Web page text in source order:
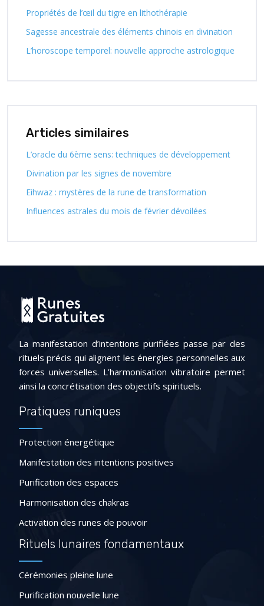
Propriétés de l’œil du tigre en lithothérapie
Sagesse ancestrale des éléments chinois en divination
L’horoscope temporel: nouvelle approche astrologique
Articles similaires
L’oracle du 6ème sens: techniques de développement
Divination par les signes de novembre
Eihwaz : mystères de la rune de transformation
Influences astrales du mois de février dévoilées
La manifestation d’intentions purifiées passe par des
rituels précis qui alignent les énergies personnelles aux
forces universelles. L’harmonisation vibratoire permet
ainsi la concrétisation des objectifs spirituels.
Pratiques runiques
Protection énergétique
Manifestation des intentions positives
Purification des espaces
Harmonisation des chakras
Activation des runes de pouvoir
Rituels lunaires fondamentaux
Cérémonies pleine lune
Purification nouvelle lune